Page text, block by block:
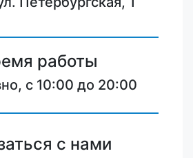
работы
с 10:00 до 20:00
с нами